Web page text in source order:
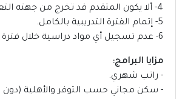
4- ألا يكون المتقدم قد تخرج من جهته التعليمية.
5- إتمام الفترة التدريبية بالكامل.
6- عدم تسجيل أي مواد دراسية خلال فترة التدريب.
مزايا البرامج:
- راتب شهري.
- سكن مجاني حسب التوفر والأهلية (دون